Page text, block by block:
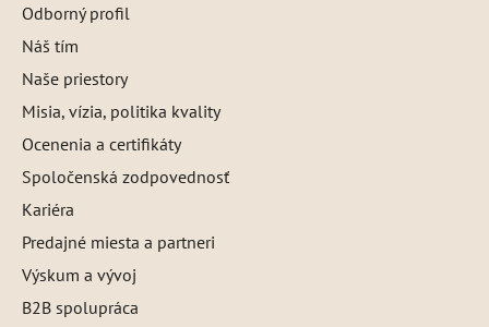
Odborný profil
Náš tím
Naše priestory
Misia, vízia, politika kvality
Ocenenia a certifikáty
Spoločenská zodpovednosť
Kariéra
Predajné miesta a partneri
Výskum a vývoj
B2B spolupráca